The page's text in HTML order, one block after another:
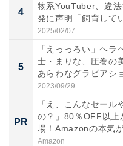
4
物系YouTuber、違
発に声明「飼育して
2025/02/07
5
「えっっろい」ヘラ
士・まりな、圧巻の
あらわなグラビアシ
開...
2023/09/29
PR
「え、こんなセール
の？」80％OFF以上
場！Amazonの本気が
Amazon